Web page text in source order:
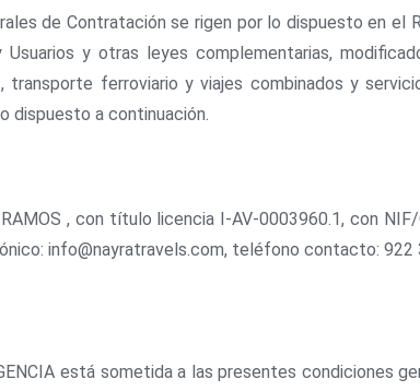
de Contratación se rigen por lo dispuesto en
Usuarios y otras leyes complementarias,
transporte ferroviario y viajes combinados y
dispuesto a continuación.
RAMOS , con título licencia I-AV-0003960.1, con
info@nayratravels.com, teléfono contacto: 922
está sometida a las presentes condiciones